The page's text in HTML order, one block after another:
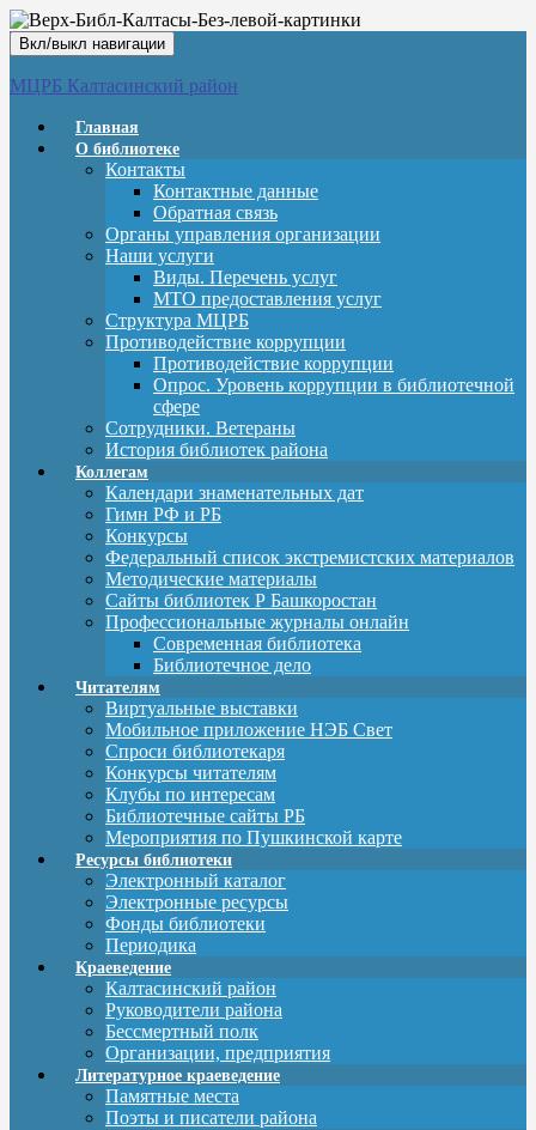
Вкл/выкл навигации
МЦРБ Калтасинский район
Главная
О библиотеке
Контакты
Контактные данные
Обратная связь
Органы управления организации
Наши услуги
Виды. Перечень услуг
МТО предоставления услуг
Структура МЦРБ
Противодействие коррупции
Противодействие коррупции
Опрос. Уровень коррупции в библиотечной
сфере
Сотрудники. Ветераны
История библиотек района
Коллегам
Календари знаменательных дат
Гимн РФ и РБ
Конкурсы
Федеральный список экстремистских материалов
Методические материалы
Сайты библиотек Р Башкоростан
Профессиональные журналы онлайн
Современная библиотека
Библиотечное дело
Читателям
Виртуальные выставки
Мобильное приложение НЭБ Свет
Спроси библиотекаря
Конкурсы читателям
Клубы по интересам
Библиотечные сайты РБ
Мероприятия по Пушкинской карте
Ресурсы библиотеки
Электронный каталог
Электронные ресурсы
Фонды библиотеки
Периодика
Краеведение
Калтасинский район
Руководители района
Бессмертный полк
Организации, предприятия
Литературное краеведение
Памятные места
Поэты и писатели района